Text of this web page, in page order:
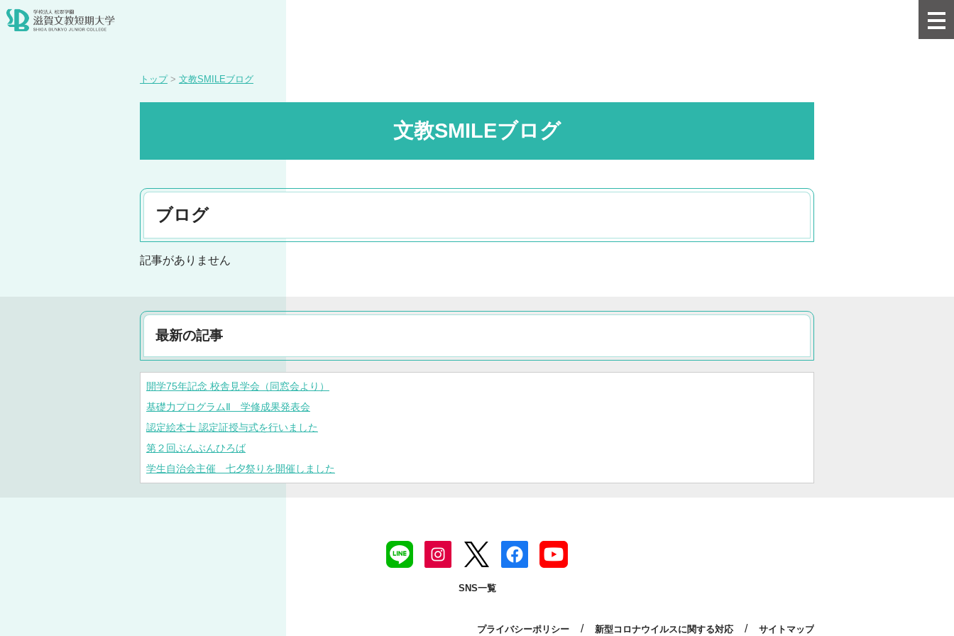
トップ > 文教SMILEブログ
文教SMILEブログ
ブログ
記事がありません
最新の記事
開学75年記念 校舎見学会（同窓会より）
基礎力プログラムⅡ 学修成果発表会
認定絵本士 認定証授与式を行いました
第２回ぶんぶんひろば
学生自治会主催 七夕祭りを開催しました
SNS一覧
プライバシーポリシー / 新型コロナウイルスに関する対応 / サイトマップ